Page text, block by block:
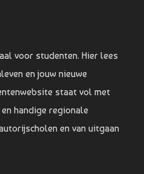
voor studenten. Hier lees
en jouw nieuwe
staat vol met
handige regionale
en van uitgaan